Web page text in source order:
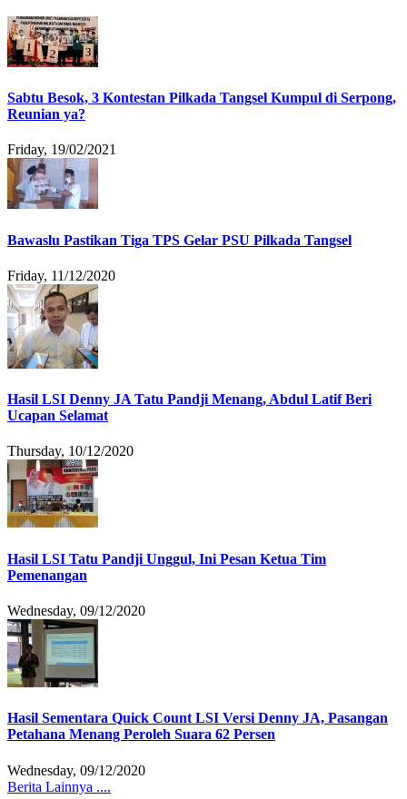
Sabtu Besok, 3 Kontestan Pilkada Tangsel Kumpul di Serpong,
Reunian ya?
Friday, 19/02/2021
Bawaslu Pastikan Tiga TPS Gelar PSU Pilkada Tangsel
Friday, 11/12/2020
Hasil LSI Denny JA Tatu Pandji Menang, Abdul Latif Beri
Ucapan Selamat
Thursday, 10/12/2020
Hasil LSI Tatu Pandji Unggul, Ini Pesan Ketua Tim
Pemenangan
Wednesday, 09/12/2020
Hasil Sementara Quick Count LSI Versi Denny JA, Pasangan
Petahana Menang Peroleh Suara 62 Persen
Wednesday, 09/12/2020
Berita Lainnya ....